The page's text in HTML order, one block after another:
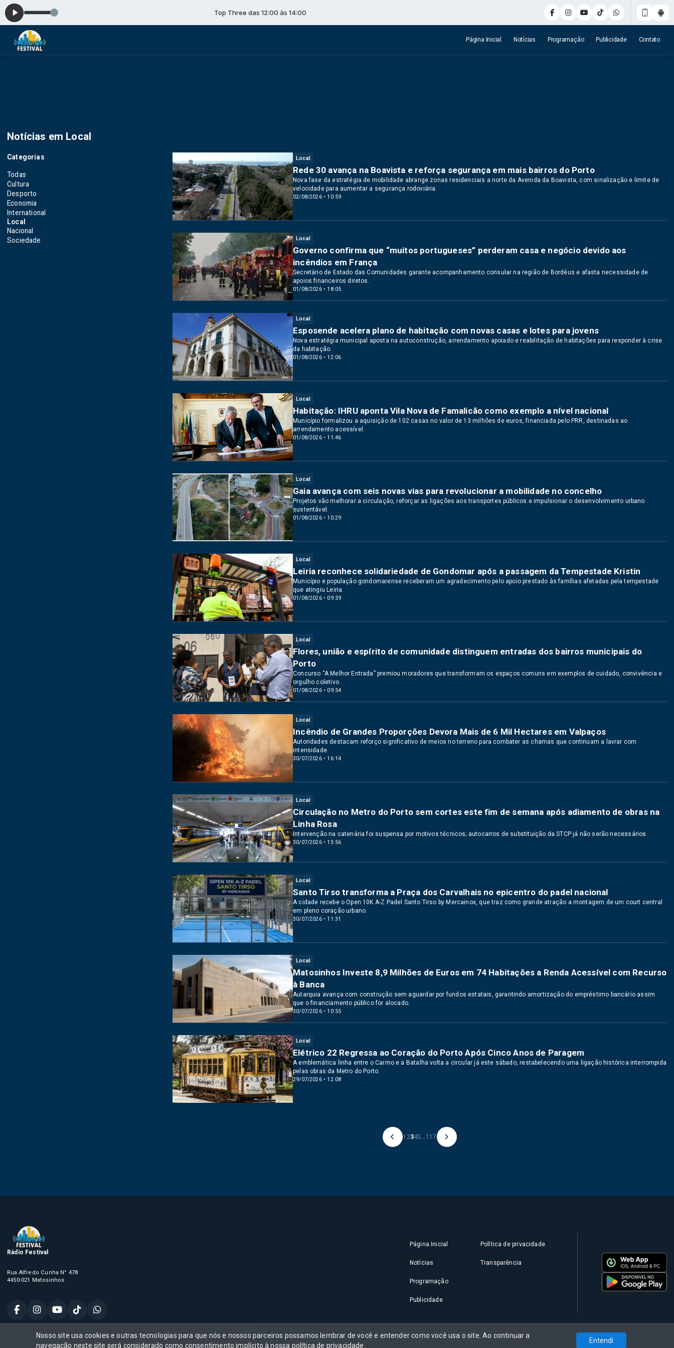
Top Three das 12:00 às 14:00
Página Inicial Notícias Programação Publicidade Contato
Notícias em Local
Categorias
Todas
Cultura
Desporto
Economia
International
Local
Nacional
Sociedade
Local
02/08/2026 • 10:59
Rede 30 avança na Boavista e reforça segurança em mais bairros do Porto
Nova fase da estratégia de mobilidade abrange zonas residenciais a norte da Avenida da Boavista, com sinalização e limite de
velocidade para aumentar a segurança rodoviária.
Local
01/08/2026 • 18:05
Governo confirma que “muitos portugueses” perderam casa e negócio devido aos
incêndios em França
Secretário de Estado das Comunidades garante acompanhamento consular na região de Bordéus e afasta necessidade de
apoios financeiros diretos.
Local
01/08/2026 • 12:06
Esposende acelera plano de habitação com novas casas e lotes para jovens
Nova estratégia municipal aposta na autoconstrução, arrendamento apoiado e reabilitação de habitações para responder à crise
da habitação.
Local
01/08/2026 • 11:46
Habitação: IHRU aponta Vila Nova de Famalicão como exemplo a nível nacional
Município formalizou a aquisição de 102 casas no valor de 13 milhões de euros, financiada pelo PRR, destinadas ao
arrendamento acessível.
Local
01/08/2026 • 10:29
Gaia avança com seis novas vias para revolucionar a mobilidade no concelho
Projetos vão melhorar a circulação, reforçar as ligações aos transportes públicos e impulsionar o desenvolvimento urbano
sustentável.
Local
01/08/2026 • 09:59
Leiria reconhece solidariedade de Gondomar após a passagem da Tempestade Kristin
Município e população gondomarense receberam um agradecimento pelo apoio prestado às famílias afetadas pela tempestade
que atingiu Leiria.
Local
01/08/2026 • 09:54
Flores, união e espírito de comunidade distinguem entradas dos bairros municipais do
Porto
Concurso “A Melhor Entrada” premiou moradores que transformam os espaços comuns em exemplos de cuidado, convivência e
orgulho coletivo.
Local
30/07/2026 • 16:14
Incêndio de Grandes Proporções Devora Mais de 6 Mil Hectares em Valpaços
Autoridades destacam reforço significativo de meios no terreno para combater as chamas que continuam a lavrar com
intensidade.
Local
30/07/2026 • 13:56
Circulação no Metro do Porto sem cortes este fim de semana após adiamento de obras na
Linha Rosa
Intervenção na catenária foi suspensa por motivos técnicos; autocarros de substituição da STCP já não serão necessários
Local
30/07/2026 • 11:31
Santo Tirso transforma a Praça dos Carvalhais no epicentro do padel nacional
A cidade recebe o Open 10K A-Z Padel Santo Tirso by Mercainox, que traz como grande atração a montagem de um court central
em pleno coração urbano.
Local
30/07/2026 • 10:55
Matosinhos Investe 8,9 Milhões de Euros em 74 Habitações a Renda Acessível com Recurso
à Banca
Autarquia avança com construção sem aguardar por fundos estatais, garantindo amortização do empréstimo bancário assim
que o financiamento público for alocado.
Local
29/07/2026 • 12:08
Elétrico 22 Regressa ao Coração do Porto Após Cinco Anos de Paragem
A emblemática linha entre o Carmo e a Batalha volta a circular já este sábado, restabelecendo uma ligação histórica interrompida
pelas obras da Metro do Porto.
1 2345 117
Rádio Festival
Rua Alfredo Cunha N° 478
4450-021 Matosinhos
Página Inicial
Notícias
Programação
Publicidade
Política de privacidade
Transparência
Rádio Festival, Todos os direitos reservados,
Nosso site usa cookies e outras tecnologias para que nós e nossos parceiros possamos lembrar de você e entender como você usa o site. Ao continuar a
navegação neste site será considerado como consentimento implícito à nossa política de privacidade
Entendi